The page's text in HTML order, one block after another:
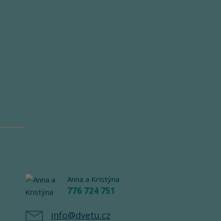
Anna a Kristýna
776 724 751
info@dvetu.cz